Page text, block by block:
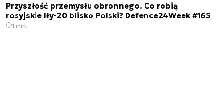
Przyszłość przemysłu obronnego. Co robią
rosyjskie Iły-20 blisko Polski? Defence24Week #165
1 min.